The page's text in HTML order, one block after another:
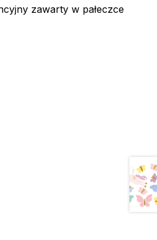
zawarty w pałeczce